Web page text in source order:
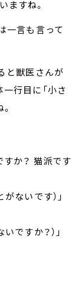
ますね。
一言も言って
と獣医さんが
行目に「小さ
か？ 猫派です
ないです）」
ですか？）」